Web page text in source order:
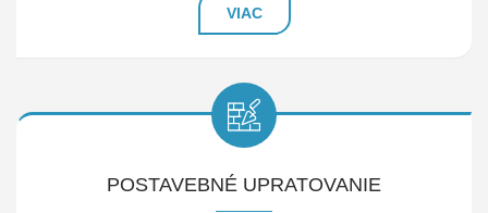
VIAC
POSTAVEBNÉ UPRATOVANIE